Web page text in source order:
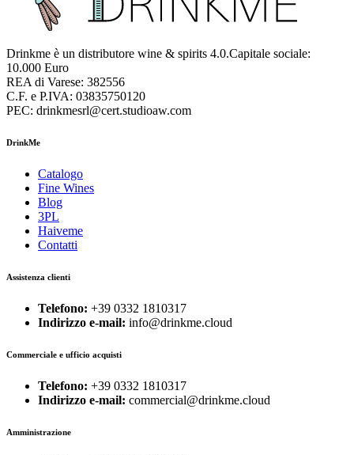
Drinkme è un distributore wine & spirits 4.0.Capitale sociale:
10.000 Euro
REA di Varese: 382556
C.F. e P.IVA: 03835750120
PEC: drinkmesrl@cert.studioaw.com
DrinkMe
Catalogo
Fine Wines
Blog
3PL
Haiveme
Contatti
Assistenza clienti
Telefono: +39 0332 1810317
Indirizzo e-mail: info@drinkme.cloud
Commerciale e ufficio acquisti
Telefono: +39 0332 1810317
Indirizzo e-mail: commercial@drinkme.cloud
Amministrazione